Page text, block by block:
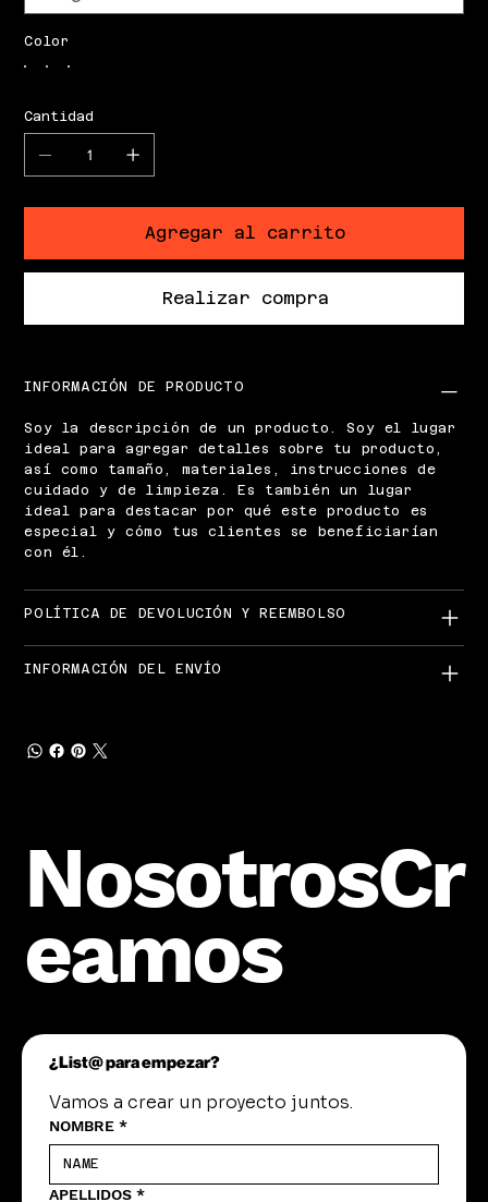
Color
Cantidad
Agregar al carrito
Realizar compra
INFORMACIÓN DE PRODUCTO
Soy la descripción de un producto. Soy el lugar
ideal para agregar detalles sobre tu producto,
así como tamaño, materiales, instrucciones de
cuidado y de limpieza. Es también un lugar
ideal para destacar por qué este producto es
especial y cómo tus clientes se beneficiarían
con él.
POLÍTICA DE DEVOLUCIÓN Y REEMBOLSO
INFORMACIÓN DEL ENVÍO
NosotrosCr
eamos
¿List@ para empezar?
Vamos a crear un proyecto juntos.
NOMBRE *
APELLIDOS *